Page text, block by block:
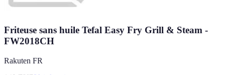
Friteuse sans huile Tefal Easy Fry Grill & Steam -
FW2018CH
Rakuten FR